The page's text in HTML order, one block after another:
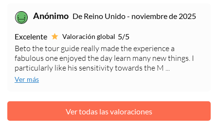
Anónimo De Reino Unido - noviembre de 2025
Excelente Valoración global 5/5
Beto the tour guide really made the experience a
fabulous one enjoyed the day learn many new things. I
particularly like his sensitivity towards the M ...
Ver más
Ver todas las valoraciones